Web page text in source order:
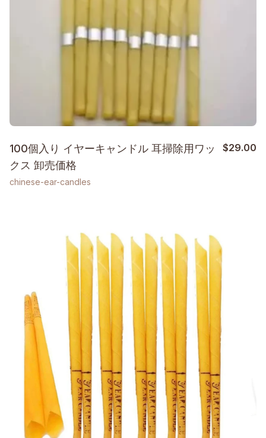
100個入り イヤーキャンドル 耳掃除用ワッ
クス 卸売価格
$29.00
chinese-ear-candles